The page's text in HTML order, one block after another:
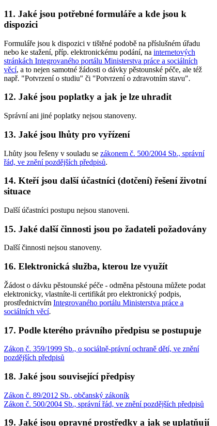
11. Jaké jsou potřebné formuláře a kde jsou k
dispozici
Formuláře jsou k dispozici v tištěné podobě na příslušném úřadu
nebo ke stažení, příp. elektronickému podání, na internetových
stránkách Integrovaného portálu Ministerstva práce a sociálních
věcí, a to nejen samotné žádosti o dávky pěstounské péče, ale též
např. "Potvrzení o studiu" či "Potvrzení o zdravotním stavu".
12. Jaké jsou poplatky a jak je lze uhradit
Správní ani jiné poplatky nejsou stanoveny.
13. Jaké jsou lhůty pro vyřízení
Lhůty jsou řešeny v souladu se zákonem č. 500/2004 Sb., správní
řád, ve znění pozdějších předpisů.
14. Kteří jsou další účastníci (dotčení) řešení životní
situace
Další účastníci postupu nejsou stanoveni.
15. Jaké další činnosti jsou po žadateli požadovány
Další činnosti nejsou stanoveny.
16. Elektronická služba, kterou lze využít
Žádost o dávku pěstounské péče - odměna pěstouna můžete podat
elektronicky, vlastníte-li certifikát pro elektronický podpis,
prostřednictvím Integrovaného portálu Ministerstva práce a
sociálních věcí.
17. Podle kterého právního předpisu se postupuje
Zákon č. 359/1999 Sb., o sociálně-právní ochraně dětí, ve znění
pozdějších předpisů
18. Jaké jsou související předpisy
Zákon č. 89/2012 Sb., občanský zákoník
Zákon č. 500/2004 Sb., správní řád, ve znění pozdějších předpisů
19. Jaké jsou opravné prostředky a jak se uplatňují